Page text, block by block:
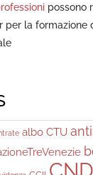
possono
per la formazione
albo CTU